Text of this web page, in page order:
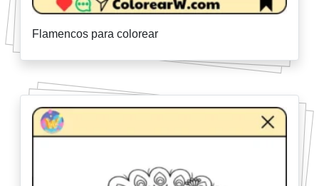
Flamencos para colorear